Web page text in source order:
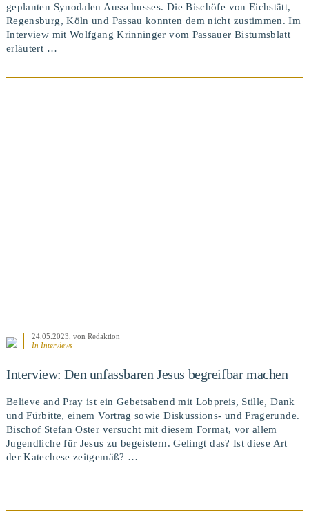
geplanten Synodalen Ausschusses. Die Bischöfe von Eichstätt,
Regensburg, Köln und Passau konnten dem nicht zustimmen. Im
Interview mit Wolfgang Krinninger vom Passauer Bistumsblatt
erläutert …
24.05.2023, von Redaktion
In Interviews
Interview: Den unfassbaren Jesus begreifbar machen
Believe and Pray ist ein Gebetsabend mit Lobpreis, Stille, Dank
und Fürbitte, einem Vortrag sowie Diskussions- und Fragerunde.
Bischof Stefan Oster versucht mit diesem Format, vor allem
Jugendliche für Jesus zu begeistern. Gelingt das? Ist diese Art
der Katechese zeitgemäß? …